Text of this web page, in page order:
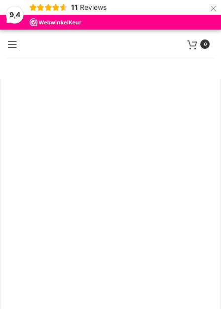
9,4
11 Reviews ×
0